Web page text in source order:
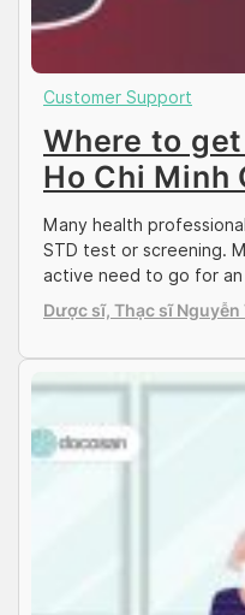
Customer Support
Where to
Ho Chi Minh
Many health
STD test or screening.
active need to go for an
common than you may
disease (STD) or
Dược sĩ, Thạc sĩ Nguyễn